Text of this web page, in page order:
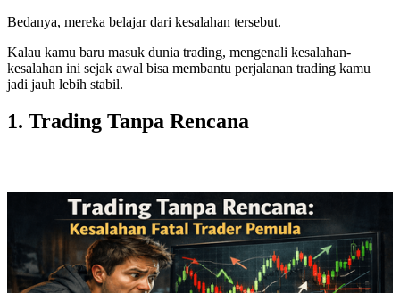
Bedanya, mereka belajar dari kesalahan tersebut.
Kalau kamu baru masuk dunia trading, mengenali kesalahan-
kesalahan ini sejak awal bisa membantu perjalanan trading kamu
jadi jauh lebih stabil.
1. Trading Tanpa Rencana